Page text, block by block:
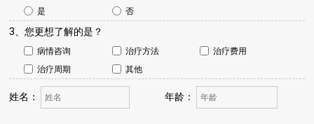
是 否
3、您更想了解的是？
病情咨询 治疗方法
治疗费用
治疗周期
其他
姓名： 年龄：